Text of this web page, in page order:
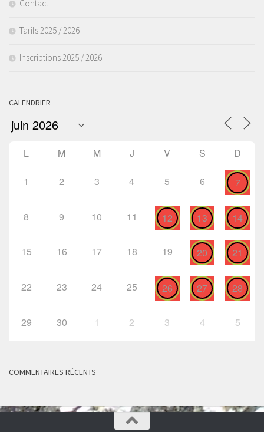
Contact
Tarifs 2025 / 2026
Inscriptions 2025 / 2026
CALENDRIER
L M M J V S D
1 2 3 4 5 6 7
8 9 10 11 12 13 14
15 16 17 18 19 20 21
22 23 24 25 26 27 28
29 30 1 2 3 4 5
COMMENTAIRES RÉCENTS